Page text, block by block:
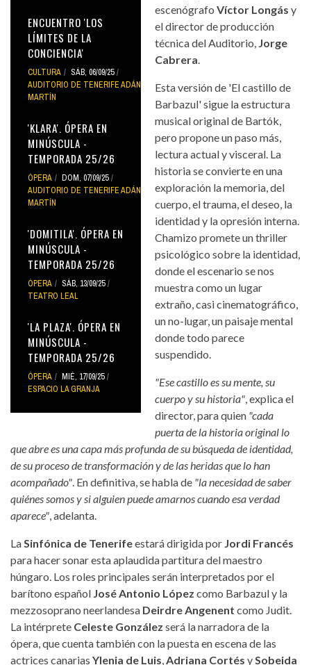
ENCUENTRO 'LOS
LÍMITES DE LA
CONCIENCIA'
CULTURA
SÁB, 06/09/25
AUDITORIO DE TENERIFE ADÁN
MARTÍN
'KLARA'. ÓPERA EN
MINÚSCULA -
TEMPORADA 25/26
ÓPERA
DOM, 07/09/25
AUDITORIO DE TENERIFE ADÁN
MARTÍN
'DOMITILA'. ÓPERA EN
MINÚSCULA -
TEMPORADA 25/26
ÓPERA
SÁB, 13/09/25
TEATRO LEAL
'LA PLAZA'. ÓPERA EN
MINÚSCULA -
TEMPORADA 25/26
ÓPERA
MIÉ, 17/09/25
ESPACIO LA GRANJA
escenógrafoVíctor Longás y
el director de producción
técnica del Auditorio, Jorge
Cabrera.
Esta versión de 'El castillo de
Barbazul' sigue la estructura
musical original de Bartók,
pero propone un paso más,
lectura actual y visceral. La
historia se convierte en una
exploración la memoria, del
cuerpo, el trauma, el deseo, la
identidad y la opresión interna.
Chamizo promete un thriller
psicológico sobre la identidad,
donde el escenario se nos
muestra como un lugar
extraño, casi cinematográfico,
un no-lugar, un paisaje mental
donde todo parece
suspendido.
"Ese castillo es su mente, su
cuerpo y su historia", explica el
director, para quien "cada
puerta de la historia original lo
que abre es una capa más profunda de su búsqueda de identidad,
de su proceso de transformación y de las heridas que lo han
acompañado". En definitiva, se habla de "la necesidad de saber
quiénes somos y si alguien puede amarnos cuando esa verdad
aparece", adelanta.
LaSinfónica de Tenerifeestará dirigida por Jordi Francés
para hacer sonar esta aplaudida partitura del maestro
húngaro. Los roles principales serán interpretados por el
barítono español José Antonio López como Barbazul y la
mezzosoprano neerlandesa Deirdre Angenent como Judit.
La intérprete Celeste González será la narradora de la
ópera, que cuenta también con la puesta en escena de las
actrices canarias Ylenia de Luis,Adriana Cortés ySobeida